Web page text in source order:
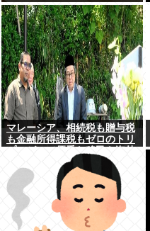
マレーシア、相続税も贈与税
も金融所得課税もゼロのトリ
プルゼロで優秀な移民を海外
から集めてしまう…